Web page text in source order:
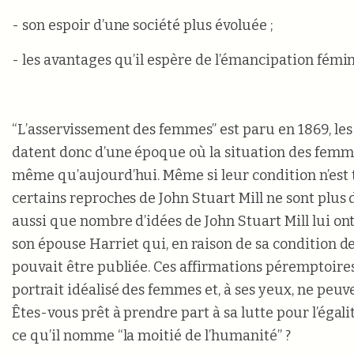
- son espoir d’une société plus évoluée ;
- les avantages qu’il espère de l’émancipation
“L’asservissement des femmes” est paru en 1869,
datent donc d’une époque où la situation des
même qu’aujourd’hui. Même si leur condition
certains reproches de John Stuart Mill ne sont plus
aussi que nombre d’idées de John Stuart Mill lui
son épouse Harriet qui, en raison de sa condition
pouvait être publiée. Ces affirmations
portrait idéalisé des femmes et, à ses yeux, ne
Êtes-vous prêt à prendre part à sa lutte pour
ce qu’il nomme “la moitié de l’humanité” ?